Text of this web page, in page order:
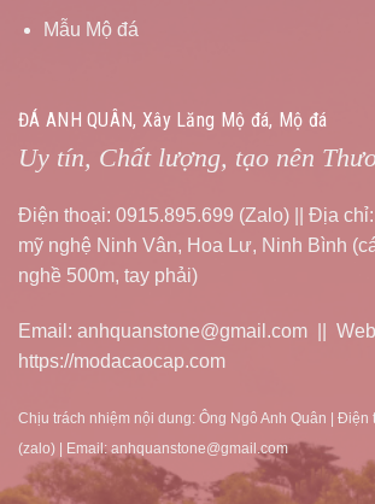
Mẫu Mộ đá
ĐÁ ANH QUÂN, Xây Lăng Mộ đá, Mộ đá
Uy tín, Chất lượng, tạo nên
Điện thoại: 0915.895.699 (Zalo) || Địa
mỹ nghệ Ninh Vân, Hoa Lư, Ninh Bình
nghề 500m, tay phải)
Email: anhquanstone@gmail.com ||
https://modacaocap.com
Chịu trách nhiệm nội dung: Ông Ngô Anh Quân | Điện
(zalo) | Email: anhquanstone@gmail.com